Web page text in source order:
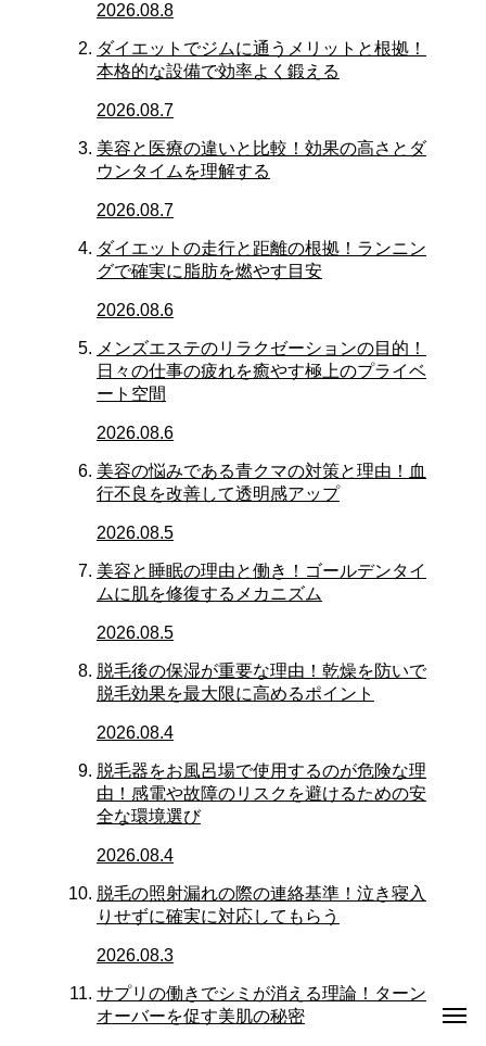
2026.08.8
ダイエットでジムに通うメリットと根拠！
本格的な設備で効率よく鍛える
2026.08.7
美容と医療の違いと比較！効果の高さとダ
ウンタイムを理解する
2026.08.7
ダイエットの走行と距離の根拠！ランニン
グで確実に脂肪を燃やす目安
2026.08.6
メンズエステのリラクゼーションの目的！
日々の仕事の疲れを癒やす極上のプライベ
ート空間
2026.08.6
美容の悩みである青クマの対策と理由！血
行不良を改善して透明感アップ
2026.08.5
美容と睡眠の理由と働き！ゴールデンタイ
ムに肌を修復するメカニズム
2026.08.5
脱毛後の保湿が重要な理由！乾燥を防いで
脱毛効果を最大限に高めるポイント
2026.08.4
脱毛器をお風呂場で使用するのが危険な理
由！感電や故障のリスクを避けるための安
全な環境選び
2026.08.4
脱毛の照射漏れの際の連絡基準！泣き寝入
りせずに確実に対応してもらう
2026.08.3
サプリの働きでシミが消える理論！ターン
オーバーを促す美肌の秘密